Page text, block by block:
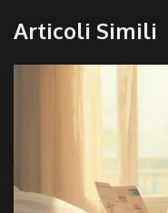
Articoli Simili